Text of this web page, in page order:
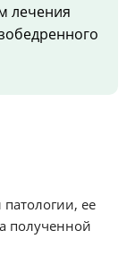
лечения
ее
полученной